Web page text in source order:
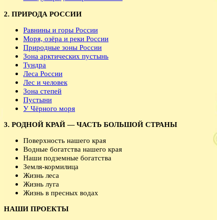
2. ПРИРОДА РОССИИ
Равнины и горы России
Моря, озёра и реки России
Природные зоны России
Зона арктических пустынь
Тундра
Леса России
Лес и человек
Зона степей
Пустыни
У Чёрного моря
3. РОДНОЙ КРАЙ — ЧАСТЬ БОЛЬШОЙ СТРАНЫ
Поверхность нашего края
Водные богатства нашего края
Наши подземные богатства
Земля-кормилица
Жизнь леса
Жизнь луга
Жизнь в пресных водах
НАШИ ПРОЕКТЫ